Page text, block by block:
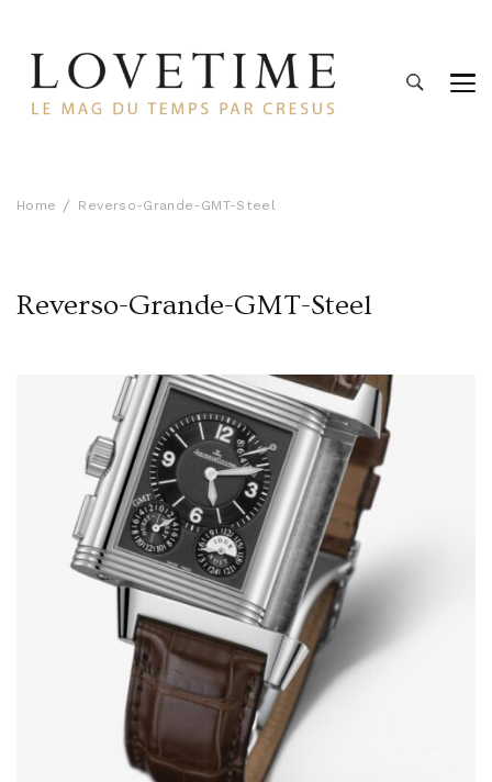
Home Reverso-Grande-GMT-Steel
Reverso-Grande-GMT-Steel